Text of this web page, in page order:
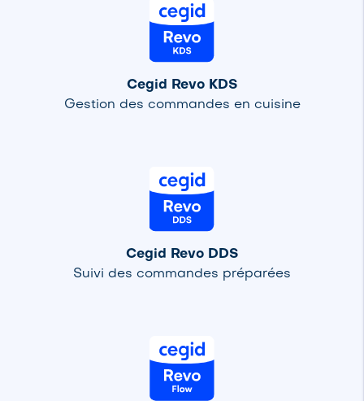
Cegid Revo KDS
Gestion des commandes en cuisine
Cegid Revo DDS
Suivi des commandes préparées